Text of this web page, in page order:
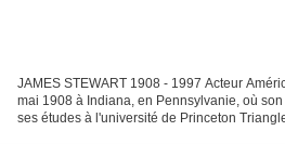
JAMES STEWART 1908 - 1997 Acteur
mai 1908 à Indiana, en Pennsylvanie, où
ses études à l'université de Princeton